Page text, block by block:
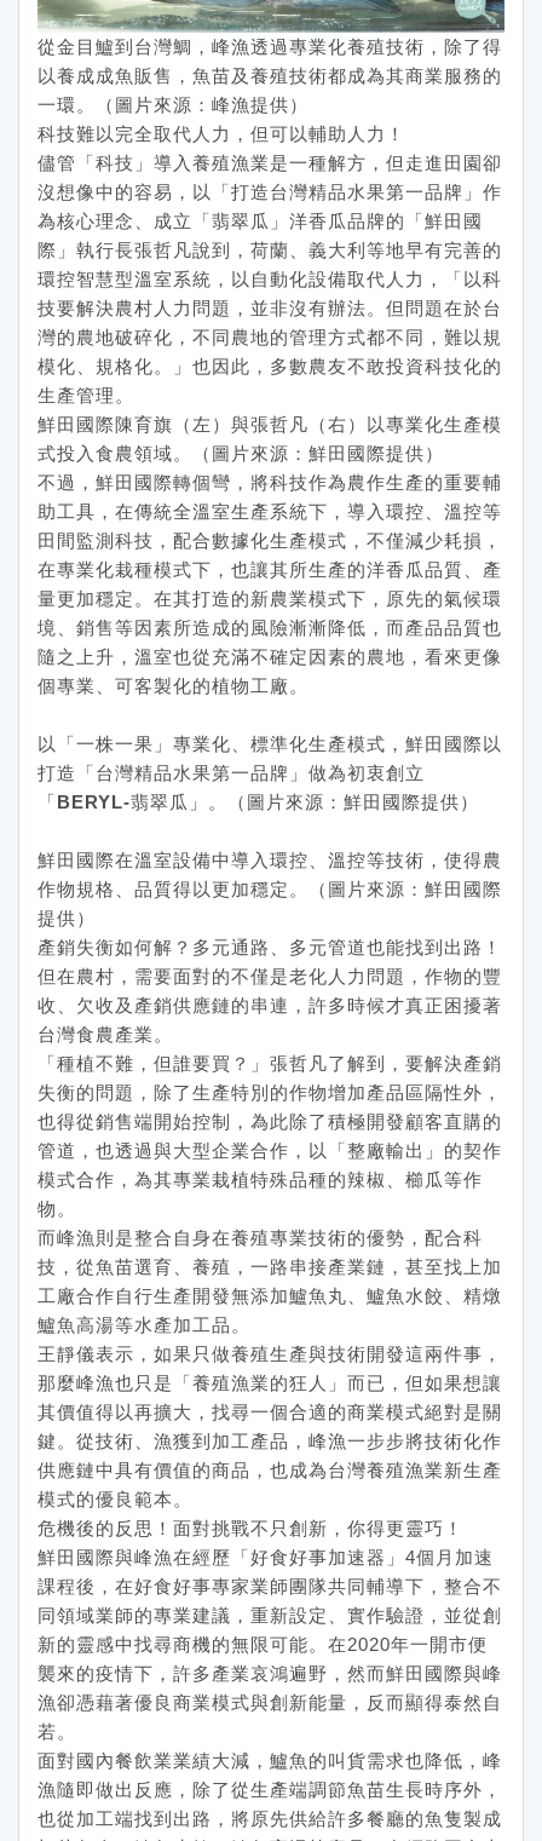
從金目鱸到台灣鯛，峰漁透過專業化養殖技術，除了得
以養成成魚販售，魚苗及養殖技術都成為其商業服務的
一環。（圖片來源：峰漁提供）
科技難以完全取代人力，但可以輔助人力！
儘管「科技」導入養殖漁業是一種解方，但走進田園卻
沒想像中的容易，以「打造台灣精品水果第一品牌」作
為核心理念、成立「翡翠瓜」洋香瓜品牌的「鮮田國
際」執行長張哲凡說到，荷蘭、義大利等地早有完善的
環控智慧型溫室系統，以自動化設備取代人力，「以科
技要解決農村人力問題，並非沒有辦法。但問題在於台
灣的農地破碎化，不同農地的管理方式都不同，難以規
模化、規格化。」也因此，多數農友不敢投資科技化的
生產管理。
鮮田國際陳育旗（左）與張哲凡（右）以專業化生產模
式投入食農領域。（圖片來源：鮮田國際提供）
不過，鮮田國際轉個彎，將科技作為農作生產的重要輔
助工具，在傳統全溫室生產系統下，導入環控、溫控等
田間監測科技，配合數據化生產模式，不僅減少耗損，
在專業化栽種模式下，也讓其所生產的洋香瓜品質、產
量更加穩定。在其打造的新農業模式下，原先的氣候環
境、銷售等因素所造成的風險漸漸降低，而產品品質也
隨之上升，溫室也從充滿不確定因素的農地，看來更像
個專業、可客製化的植物工廠。
以「一株一果」專業化、標準化生產模式，鮮田國際以
打造「台灣精品水果第一品牌」做為初衷創立
「BERYL-翡翠瓜」。（圖片來源：鮮田國際提供）
鮮田國際在溫室設備中導入環控、溫控等技術，使得農
作物規格、品質得以更加穩定。（圖片來源：鮮田國際
提供）
產銷失衡如何解？多元通路、多元管道也能找到出路！
但在農村，需要面對的不僅是老化人力問題，作物的豐
收、欠收及產銷供應鏈的串連，許多時候才真正困擾著
台灣食農產業。
「種植不難，但誰要買？」張哲凡了解到，要解決產銷
失衡的問題，除了生產特別的作物增加產品區隔性外，
也得從銷售端開始控制，為此除了積極開發顧客直購的
管道，也透過與大型企業合作，以「整廠輸出」的契作
模式合作，為其專業栽植特殊品種的辣椒、櫛瓜等作
物。
而峰漁則是整合自身在養殖專業技術的優勢，配合科
技，從魚苗選育、養殖，一路串接產業鏈，甚至找上加
工廠合作自行生產開發無添加鱸魚丸、鱸魚水餃、精燉
鱸魚高湯等水產加工品。
王靜儀表示，如果只做養殖生產與技術開發這兩件事，
那麼峰漁也只是「養殖漁業的狂人」而已，但如果想讓
其價值得以再擴大，找尋一個合適的商業模式絕對是關
鍵。從技術、漁獲到加工產品，峰漁一步步將技術化作
供應鏈中具有價值的商品，也成為台灣養殖漁業新生產
模式的優良範本。
危機後的反思！面對挑戰不只創新，你得更靈巧！
鮮田國際與峰漁在經歷「好食好事加速器」4個月加速
課程後，在好食好事專家業師團隊共同輔導下，整合不
同領域業師的專業建議，重新設定、實作驗證，並從創
新的靈感中找尋商機的無限可能。在2020年一開市便
襲來的疫情下，許多產業哀鴻遍野，然而鮮田國際與峰
漁卻憑藉著優良商業模式與創新能量，反而顯得泰然自
若。
面對國內餐飲業業績大減，鱸魚的叫貨需求也降低，峰
漁隨即做出反應，除了從生產端調節魚苗生長時序外，
也從加工端找到出路，將原先供給許多餐廳的魚隻製成